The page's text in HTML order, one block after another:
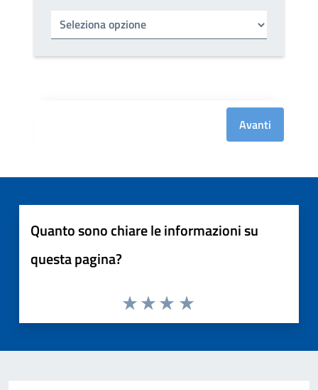
Tipo di ufficio
Avanti
Quanto sono chiare le informazioni su
questa pagina?